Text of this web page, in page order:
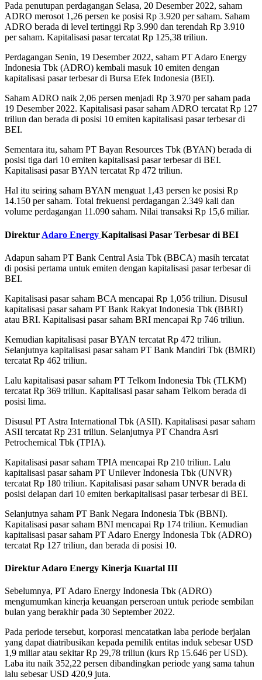
Pada penutupan perdagangan Selasa, 20 Desember 2022, saham
ADRO merosot 1,26 persen ke posisi Rp 3.920 per saham. Saham
ADRO berada di level tertinggi Rp 3.990 dan terendah Rp 3.910
per saham. Kapitalisasi pasar tercatat Rp 125,38 triliun.
Perdagangan Senin, 19 Desember 2022, saham PT Adaro Energy
Indonesia Tbk (ADRO) kembali masuk 10 emiten dengan
kapitalisasi pasar terbesar di Bursa Efek Indonesia (BEI).
Saham ADRO naik 2,06 persen menjadi Rp 3.970 per saham pada
19 Desember 2022. Kapitalisasi pasar saham ADRO tercatat Rp 127
triliun dan berada di posisi 10 emiten kapitalisasi pasar terbesar di
BEI.
Sementara itu, saham PT Bayan Resources Tbk (BYAN) berada di
posisi tiga dari 10 emiten kapitalisasi pasar terbesar di BEI.
Kapitalisasi pasar BYAN tercatat Rp 472 triliun.
Hal itu seiring saham BYAN menguat 1,43 persen ke posisi Rp
14.150 per saham. Total frekuensi perdagangan 2.349 kali dan
volume perdagangan 11.090 saham. Nilai transaksi Rp 15,6 miliar.
Direktur Adaro Energy Kapitalisasi Pasar Terbesar di BEI
Adapun saham PT Bank Central Asia Tbk (BBCA) masih tercatat
di posisi pertama untuk emiten dengan kapitalisasi pasar terbesar di
BEI.
Kapitalisasi pasar saham BCA mencapai Rp 1,056 triliun. Disusul
kapitalisasi pasar saham PT Bank Rakyat Indonesia Tbk (BBRI)
atau BRI. Kapitalisasi pasar saham BRI mencapai Rp 746 triliun.
Kemudian kapitalisasi pasar BYAN tercatat Rp 472 triliun.
Selanjutnya kapitalisasi pasar saham PT Bank Mandiri Tbk (BMRI)
tercatat Rp 462 triliun.
Lalu kapitalisasi pasar saham PT Telkom Indonesia Tbk (TLKM)
tercatat Rp 369 triliun. Kapitalisasi pasar saham Telkom berada di
posisi lima.
Disusul PT Astra International Tbk (ASII). Kapitalisasi pasar saham
ASII tercatat Rp 231 triliun. Selanjutnya PT Chandra Asri
Petrochemical Tbk (TPIA).
Kapitalisasi pasar saham TPIA mencapai Rp 210 triliun. Lalu
kapitalisasi pasar saham PT Unilever Indonesia Tbk (UNVR)
tercatat Rp 180 triliun. Kapitalisasi pasar saham UNVR berada di
posisi delapan dari 10 emiten berkapitalisasi pasar terbesar di BEI.
Selanjutnya saham PT Bank Negara Indonesia Tbk (BBNI).
Kapitalisasi pasar saham BNI mencapai Rp 174 triliun. Kemudian
kapitalisasi pasar saham PT Adaro Energy Indonesia Tbk (ADRO)
tercatat Rp 127 triliun, dan berada di posisi 10.
Direktur Adaro Energy Kinerja Kuartal III
Sebelumnya, PT Adaro Energy Indonesia Tbk (ADRO)
mengumumkan kinerja keuangan perseroan untuk periode sembilan
bulan yang berakhir pada 30 September 2022.
Pada periode tersebut, korporasi mencatatkan laba periode berjalan
yang dapat diatribusikan kepada pemilik entitas induk sebesar USD
1,9 miliar atau sekitar Rp 29,78 triliun (kurs Rp 15.646 per USD).
Laba itu naik 352,22 persen dibandingkan periode yang sama tahun
lalu sebesar USD 420,9 juta.